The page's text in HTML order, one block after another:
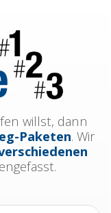
willst, dann
Paketen. Wir